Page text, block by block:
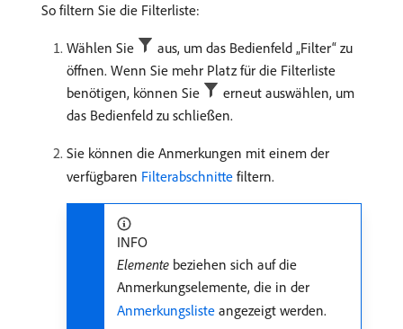
So filtern Sie die Filterliste:
Wählen Sie
aus, um das Bedienfeld „Filter“ zu
öffnen. Wenn Sie mehr Platz für die Filterliste
benötigen, können Sie
erneut auswählen, um
das Bedienfeld zu schließen.
Sie können die Anmerkungen mit einem der
verfügbaren Filterabschnitte filtern.
INFO
Elemente beziehen sich auf die
Anmerkungselemente, die in der
Anmerkungsliste angezeigt werden.